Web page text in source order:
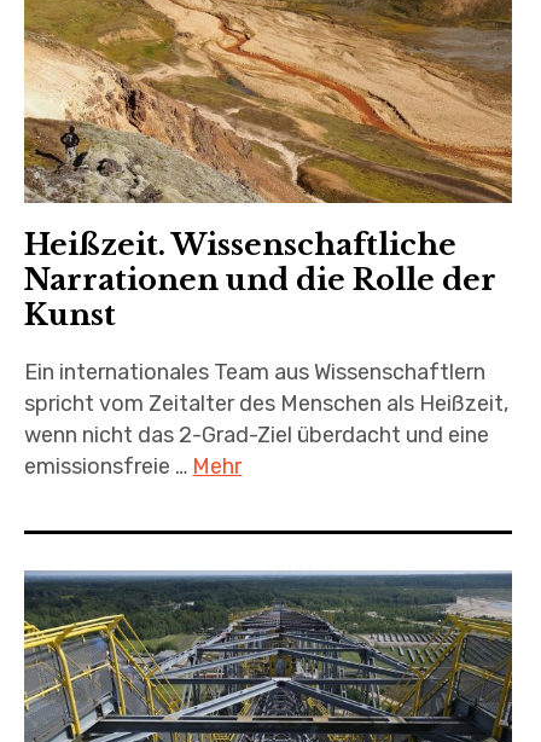
Heißzeit. Wissenschaftliche
Narrationen und die Rolle der
Kunst
Ein internationales Team aus Wissenschaftlern
spricht vom Zeitalter des Menschen als Heißzeit,
wenn nicht das 2-Grad-Ziel überdacht und eine
emissionsfreie … Mehr